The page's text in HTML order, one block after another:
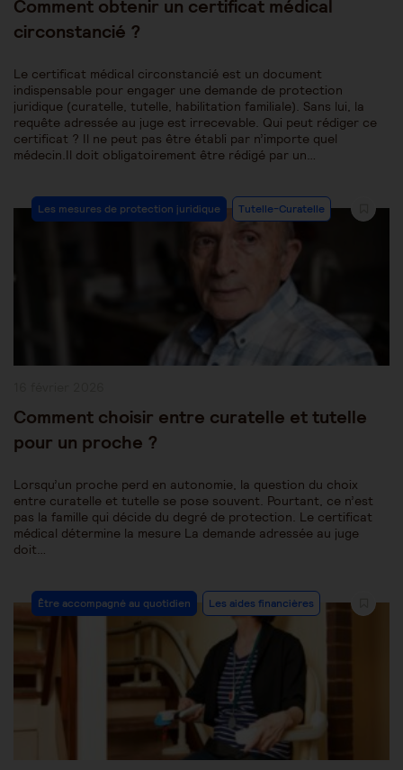
Comment obtenir un certificat médical
circonstancié ?
Le certificat médical circonstancié est un document
indispensable pour engager une demande de protection
juridique (curatelle, tutelle, habilitation familiale). Sans lui, la
requête adressée au juge est irrecevable. Qui peut rédiger ce
certificat ? Il ne peut pas être établi par n’importe quel
médecin.Il doit obligatoirement être rédigé par un…
Post
Category:
Les mesures de protection juridique Tutelle-Curatelle
Comment choisir entre curatelle et tutelle
pour un proche ?
Lorsqu’un proche perd en autonomie, la question du choix
entre curatelle et tutelle se pose souvent. Pourtant, ce n’est
pas la famille qui décide du degré de protection. Le certificat
médical détermine la mesure La demande adressée au juge
doit…
Post
Category:
Être accompagné au quotidien Les aides financières